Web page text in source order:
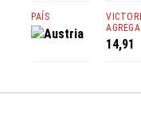
PAÍS
Austria
14,91